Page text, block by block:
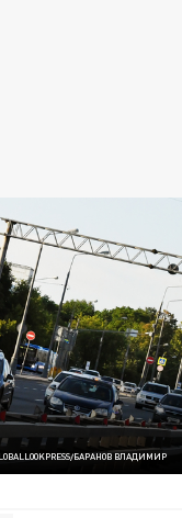
БАРАНОВ ВЛАДИМИР